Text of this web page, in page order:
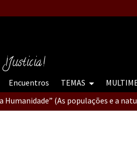
¡Justicia!
Encuentros TEMAS
contra a Humanidade”(As
Humanidade” (As populações e a